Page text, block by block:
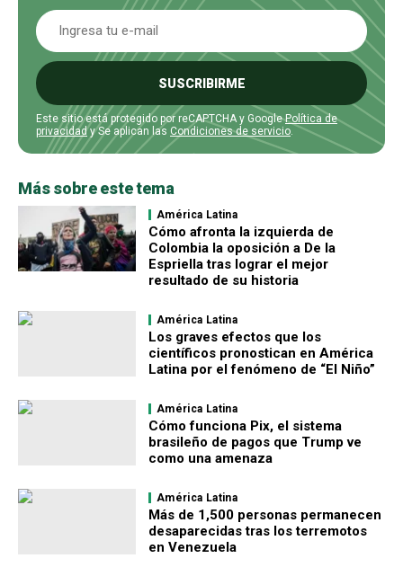
SUSCRIBIRME
Este sitio está protegido por reCAPTCHA y GooglePolítica de
privacidady Se aplican las Condiciones de servicio.
Más sobre este tema
América Latina
Cómo afronta la izquierda de
Colombia la oposición a De la
Espriella tras lograr el mejor
resultado de su historia
América Latina
Los graves efectos que los
científicos pronostican en América
Latina por el fenómeno de “El Niño”
América Latina
Cómo funciona Pix, el sistema
brasileño de pagos que Trump ve
como una amenaza
América Latina
Más de 1,500 personas permanecen
desaparecidas tras los terremotos
en Venezuela